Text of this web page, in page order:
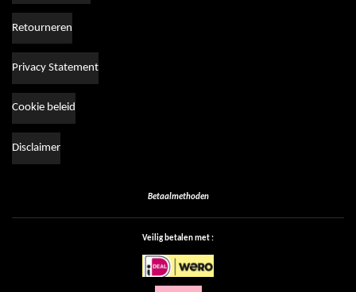
Retourneren
Privacy Statement
Cookie beleid
Disclaimer
Betaalmethoden
Veilig betalen met :